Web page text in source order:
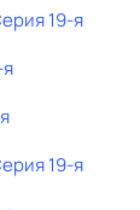
19-я
19-я